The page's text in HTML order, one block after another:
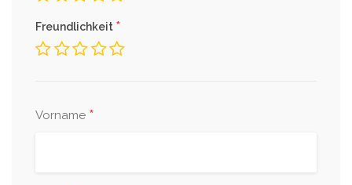
Freundlichkeit *
Vorname *